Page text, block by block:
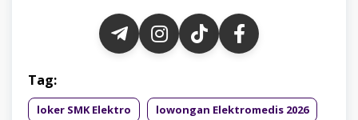
Tag:
loker SMK Elektro lowongan Elektromedis 2026